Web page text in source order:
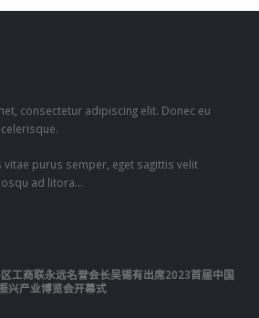
consectetur adipiscing elit. Donec eu
purus semper, eget sagittis velit
ad litora…
工商联永远名誉会长吴锡有出席2023首届中国
兴产业博览会开幕式